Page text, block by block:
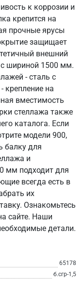
к коррозии и
крепится на
прочные ярусы
защищает
внешний
шириной 1500 мм.
- сталь с
крепление на
вместимость
стеллажа также
каталога. Если
модели 900,
балку для
и
мм подходит для
всегда есть в
их
Ознакомьтесь
сайте. Наши
детали.
65178
б.сгр-1,5